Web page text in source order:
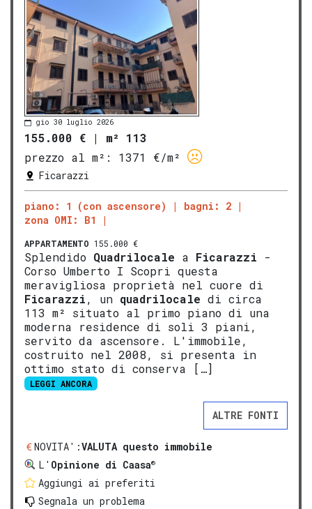
gio 30 luglio 2026
155.000 € | m² 113
prezzo al m²:
1371 €/m²
Ficarazzi
piano: 1 (con ascensore)
bagni: 2
zona OMI: B1
APPARTAMENTO 155.000 €
Splendido Quadrilocale a Ficarazzi -
Corso Umberto I Scopri questa
meravigliosa proprietà nel cuore di
Ficarazzi, un quadrilocale di circa
113 m² situato al primo piano di una
moderna residence di soli 3 piani,
servito da ascensore. L'immobile,
costruito nel 2008, si presenta in
ottimo stato di conserva […]
LEGGI ANCORA
ALTRE FONTI
NOVITA':VALUTA questo immobile
L' Opinione di Caasa®
Aggiungi ai preferiti
Segnala un problema